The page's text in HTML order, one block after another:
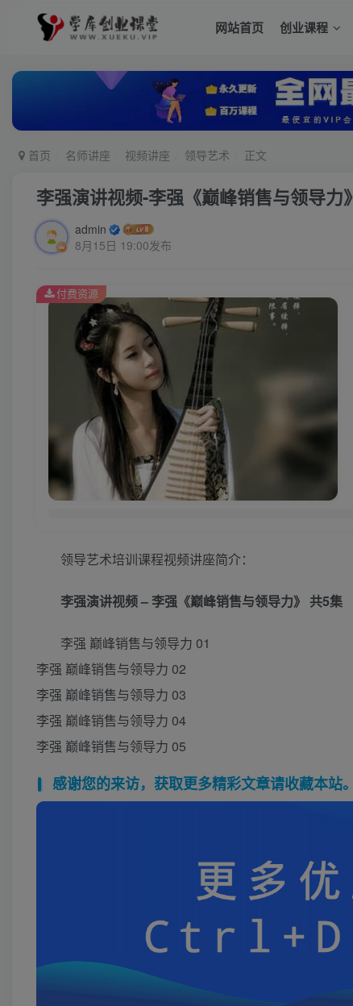
网站首页 创业课程
首页 名师讲座 视频讲座 领导艺术 正文
李强演讲视频-李强《巅峰销售与领导力》
admin
8月15日 19:00发布
付费资源
领导艺术培训课程视频讲座简介：
李强演讲视频 – 李强《巅峰销售与领导力》 共5集
李强 巅峰销售与领导力 01
李强 巅峰销售与领导力 02
李强 巅峰销售与领导力 03
李强 巅峰销售与领导力 04
李强 巅峰销售与领导力 05
感谢您的来访，获取更多精彩文章请收藏本站。